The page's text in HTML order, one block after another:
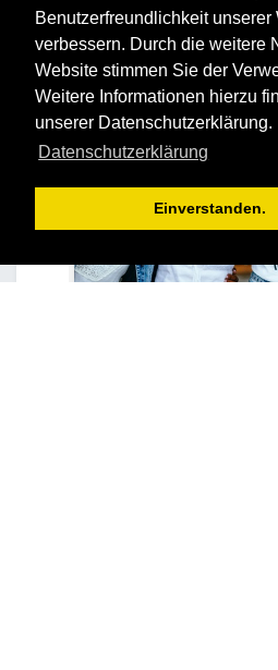
Benutzerfreundlichkeit unserer
verbessern. Durch die weitere
Website stimmen Sie der
Weitere Informationen hierzu
unserer Datenschutzerklärung.
Datenschutzerklärung
Einverstanden.